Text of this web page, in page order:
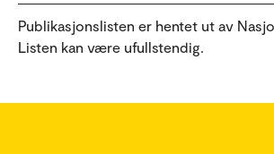
Publikasjonslisten er hentet ut av
Listen kan være ufullstendig.